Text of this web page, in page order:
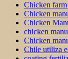
Chicken farm
Chicken
Chicken
chicken
Chicken
Chile utiliza